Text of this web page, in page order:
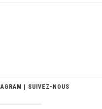
| SUIVEZ-NOUS